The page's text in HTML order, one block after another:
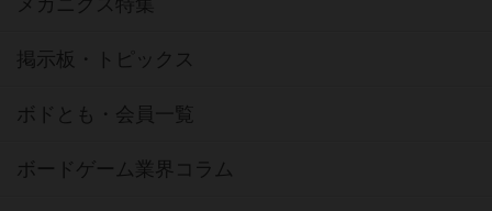
掲示板・トピックス
ボドとも・会員一覧
ボードゲーム業界コラム